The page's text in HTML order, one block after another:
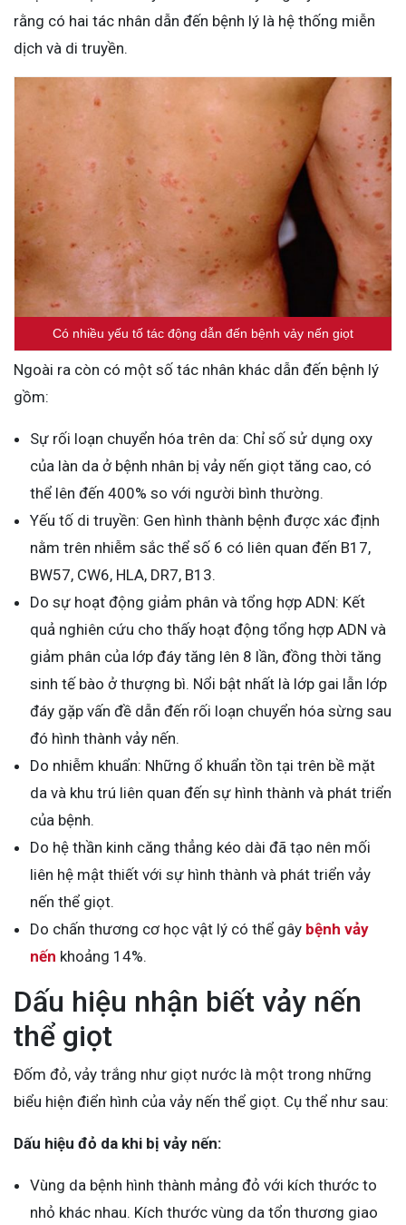
rằng có hai tác nhân dẫn đến bệnh lý là hệ thống miễn
dịch và di truyền.
Có nhiều yếu tố tác động dẫn đến bệnh vảy nến giọt
Ngoài ra còn có một số tác nhân khác dẫn đến bệnh lý
gồm:
Sự rối loạn chuyển hóa trên da: Chỉ số sử dụng oxy
của làn da ở bệnh nhân bị vảy nến giọt tăng cao, có
thể lên đến 400% so với người bình thường.
Yếu tố di truyền: Gen hình thành bệnh được xác định
nằm trên nhiễm sắc thể số 6 có liên quan đến B17,
BW57, CW6, HLA, DR7, B13.
Do sự hoạt động giảm phân và tổng hợp ADN: Kết
quả nghiên cứu cho thấy hoạt động tổng hợp ADN và
giảm phân của lớp đáy tăng lên 8 lần, đồng thời tăng
sinh tế bào ở thượng bì. Nổi bật nhất là lớp gai lẫn lớp
đáy gặp vấn đề dẫn đến rối loạn chuyển hóa sừng sau
đó hình thành vảy nến.
Do nhiễm khuẩn: Những ổ khuẩn tồn tại trên bề mặt
da và khu trú liên quan đến sự hình thành và phát triển
của bệnh.
Do hệ thần kinh căng thẳng kéo dài đã tạo nên mối
liên hệ mật thiết với sự hình thành và phát triển vảy
nến thể giọt.
Do chấn thương cơ học vật lý có thể gây bệnh vảy
nến khoảng 14%.
Dấu hiệu nhận biết vảy nến
thể giọt
Đốm đỏ, vảy trắng như giọt nước là một trong những
biểu hiện điển hình của vảy nến thể giọt. Cụ thể như sau:
Dấu hiệu đỏ da khi bị vảy nến:
Vùng da bệnh hình thành mảng đỏ với kích thước to
nhỏ khác nhau. Kích thước vùng da tổn thương giao